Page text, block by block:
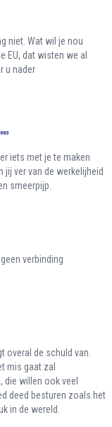
niet. Wat wil je nou
EU, dat wisten we al
u nader
iets met je te maken
jij ver van de werkelijheid
smeerpijp.
verbinding
overal de schuld van.
mis gaat zal
die willen ook veel
deed besturen zoals het
in de wereld.